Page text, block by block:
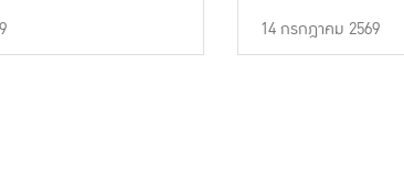
14 กรกฎาคม 2569